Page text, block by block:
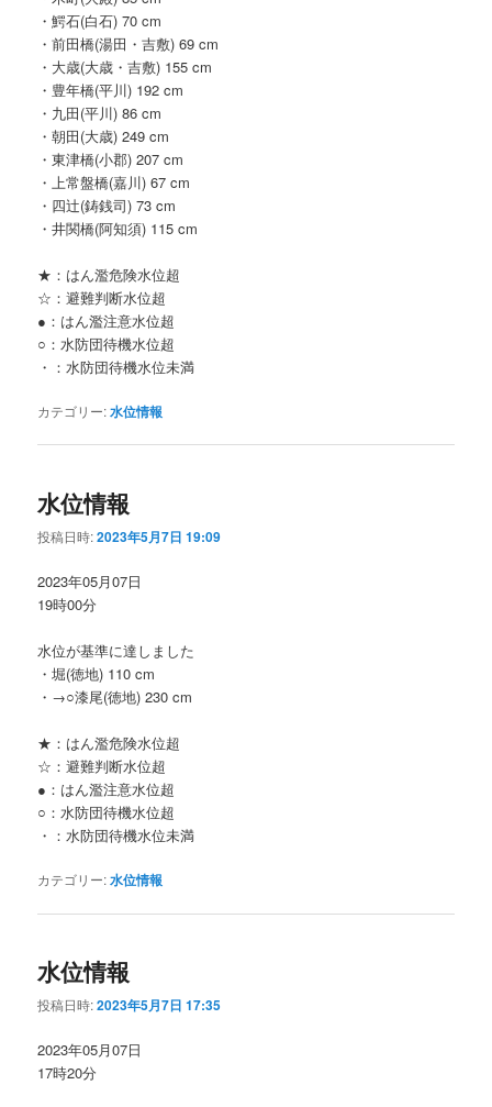
・鰐石(白石) 70 cm
・前田橋(湯田・吉敷) 69 cm
・大歳(大歳・吉敷) 155 cm
・豊年橋(平川) 192 cm
・九田(平川) 86 cm
・朝田(大歳) 249 cm
・東津橋(小郡) 207 cm
・上常盤橋(嘉川) 67 cm
・四辻(鋳銭司) 73 cm
・井関橋(阿知須) 115 cm
★：はん濫危険水位超
☆：避難判断水位超
●：はん濫注意水位超
○：水防団待機水位超
・：水防団待機水位未満
カテゴリー:水位情報
水位情報
投稿日時:2023年5月7日 19:09
2023年05月07日
19時00分
水位が基準に達しました
・堀(徳地) 110 cm
・→○漆尾(徳地) 230 cm
★：はん濫危険水位超
☆：避難判断水位超
●：はん濫注意水位超
○：水防団待機水位超
・：水防団待機水位未満
カテゴリー:水位情報
水位情報
投稿日時:2023年5月7日 17:35
2023年05月07日
17時20分